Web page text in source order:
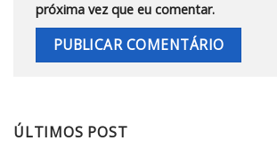
próxima vez que eu comentar.
ÚLTIMOS POST